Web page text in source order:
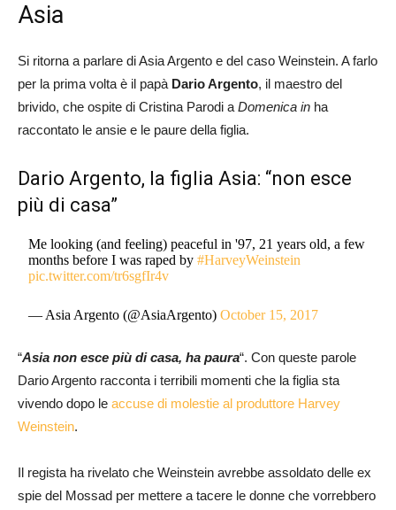
Asia
Si ritorna a parlare di Asia Argento e del caso Weinstein. A farlo
per la prima volta è il papà Dario Argento, il maestro del
brivido, che ospite di Cristina Parodi a Domenica in ha
raccontato le ansie e le paure della figlia.
Dario Argento, la figlia Asia: “non esce
più di casa”
Me looking (and feeling) peaceful in '97, 21 years old, a few
months before I was raped by#HarveyWeinstein
pic.twitter.com/tr6sgfIr4v
— Asia Argento (@AsiaArgento)October 15, 2017
“Asia non esce più di casa, ha paura“. Con queste parole
Dario Argento racconta i terribili momenti che la figlia sta
vivendo dopo le accuse di molestie al produttore Harvey
Weinstein.
Il regista ha rivelato che Weinstein avrebbe assoldato delle ex
spie del Mossad per mettere a tacere le donne che vorrebbero